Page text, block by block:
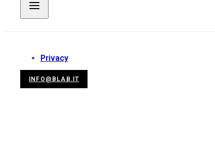
Privacy
INFO@BLAB.IT